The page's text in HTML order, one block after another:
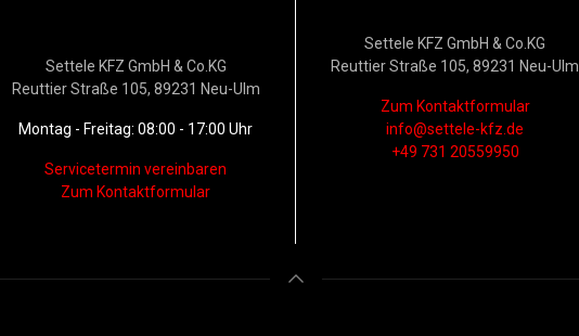
Settele KFZ GmbH & Co.KG
Reuttier Straße 105, 89231 Neu-Ulm
Montag - Freitag: 08:00 - 17:00 Uhr
Servicetermin vereinbaren
Zum Kontaktformular
Settele KFZ GmbH & Co.KG
Reuttier Straße 105, 89231 Neu-Ulm
Zum Kontaktformular
info@settele-kfz.de
+49 731 20559950